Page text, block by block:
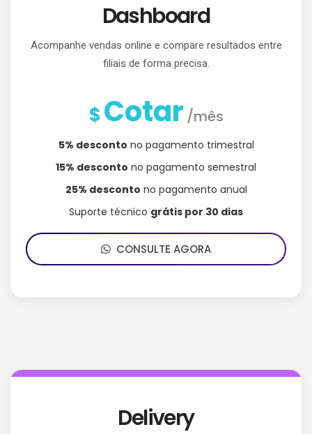
Dashboard
Acompanhe vendas online e compare resultados entre
filiais de forma precisa.
$Cotar /mês
5% desconto no pagamento trimestral
15% desconto no pagamento semestral
25% desconto no pagamento anual
Suporte técnico grátis por 30 dias
CONSULTE AGORA
Delivery